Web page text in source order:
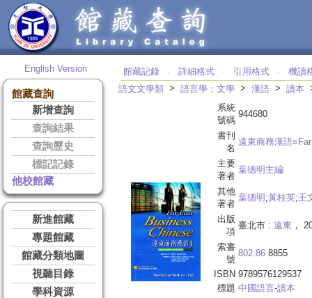
English Version
館藏查詢
新增查詢
查詢結果
查詢歷史
標記記錄
他校館藏
新進館藏
專題館藏
館藏分類地圖
視聽目錄
學科資源
館藏記錄 ‧ 詳細格式 ‧ 引用格式 ‧
機讀
語文文學類 > 語言學；文學 > 漢語 > 讀本
系統
號碼
944680
書刊
名
遠東商務漢語=
主要
著者
葉德明主編
其他
著者
葉德明 ;黃桂英;王
出版
項
臺北市 : 遠東 ，
索書
號
802.86 8855
ISBN 9789576129537
標題 中國語言-讀本